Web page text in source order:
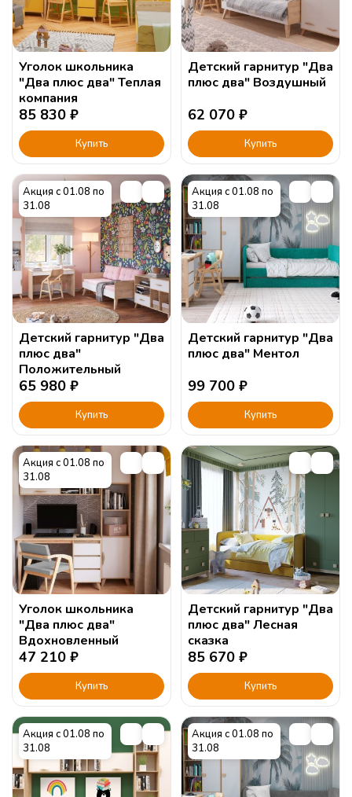
Уголок школьника
"Два плюс два" Теплая
компания
85 830 ₽
Купить
Детский гарнитур "Два
плюс два" Воздушный
62 070 ₽
Купить
Акция с 01.08 по
31.08
Детский гарнитур "Два
плюс два"
Положительный
65 980 ₽
Купить
Акция с 01.08 по
31.08
Детский гарнитур "Два
плюс два" Ментол
99 700 ₽
Купить
Акция с 01.08 по
31.08
Уголок школьника
"Два плюс два"
Вдохновленный
47 210 ₽
Купить
Детский гарнитур "Два
плюс два" Лесная
сказка
85 670 ₽
Купить
Акция с 01.08 по
31.08
Акция с 01.08 по
31.08